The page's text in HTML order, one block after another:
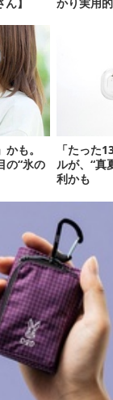
も。
の“氷の
「たった
ルが、“真
利かも